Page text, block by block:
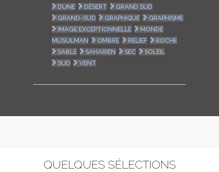
DUNE
DÉSERT
GRAND SUD
GRAND-SUD
GRAPHIQUE
GRAPHISME
IMAGE EXCEPTIONNELLE
MONDE
MUSULMAN
OMBRE RELIEF
ROCHE
SABLE
SAHARIEN SEC
SOLEIL
SUD
VENT
QUELQUES SÉLECTIONS